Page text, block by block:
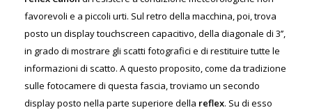
favorevoli e a piccoli urti. Sul retro della macchina, poi, trova
posto un display touchscreen capacitivo, della diagonale di 3’’,
in grado di mostrare gli scatti fotografici e di restituire tutte le
informazioni di scatto. A questo proposito, come da tradizione
sulle fotocamere di questa fascia, troviamo un secondo
display posto nella parte superiore della reflex. Su di esso